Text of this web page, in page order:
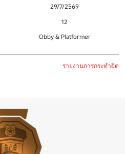
29/7/2569
12
Obby & Platformer
รายงานการกระทำผิด